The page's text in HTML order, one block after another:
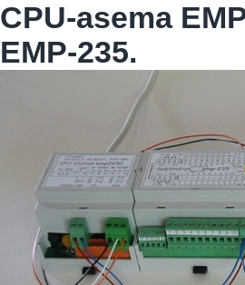
CPU-asema
EMP-235.